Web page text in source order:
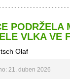
PODRŽELA
VLKA VE
Olaf
21. duben 2026